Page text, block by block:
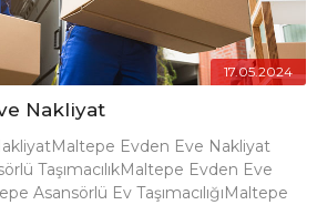
17.05.2024
Nakliyat
Evden Eve Nakliyat
TaşımacılıkMaltepe Evden Eve
Asansörlü Ev TaşımacılığıMaltepe